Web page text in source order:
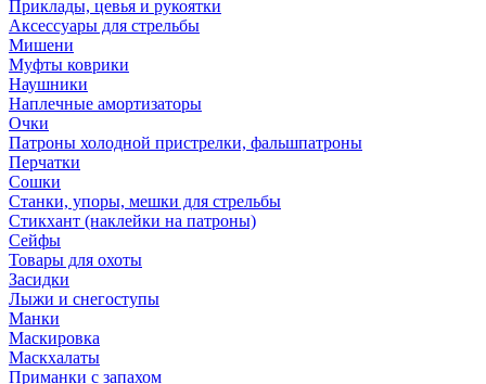
Приклады, цевья и рукоятки
Аксессуары для стрельбы
Мишени
Муфты коврики
Наушники
Наплечные амортизаторы
Очки
Патроны холодной пристрелки, фальшпатроны
Перчатки
Сошки
Станки, упоры, мешки для стрельбы
Стикхант (наклейки на патроны)
Сейфы
Товары для охоты
Засидки
Лыжи и снегоступы
Манки
Маскировка
Маскхалаты
Приманки с запахом